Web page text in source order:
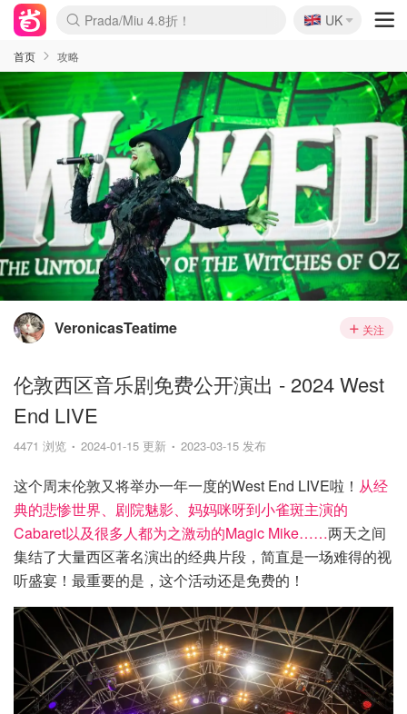
Prada/Miu 4.8折！
🇬🇧
UK
首页 攻略
VeronicasTeatime 关注
伦敦西区音乐剧免费公开演出 - 2024 West
End LIVE
4471 浏览 2024-01-15 更新 2023-03-15 发布
这个周末伦敦又将举办一年一度的West End LIVE啦！ 从经
典的悲惨世界、剧院魅影、妈妈咪呀到小雀斑主演的
Cabaret以及很多人都为之激动的Magic Mike……两天之间
集结了大量西区著名演出的经典片段，简直是一场难得的视
听盛宴！最重要的是，这个活动还是免费的！